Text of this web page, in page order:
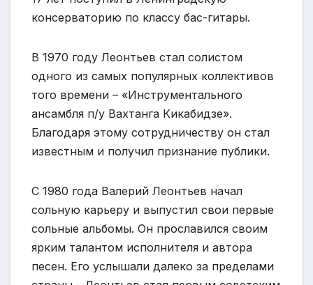
консерваторию по классу бас-гитары.
В 1970 году Леонтьев стал солистом
одного из самых популярных коллективов
того времени – «Инструментального
ансамбля п/у Вахтанга Кикабидзе».
Благодаря этому сотрудничеству он стал
известным и получил признание публики.
С 1980 года Валерий Леонтьев начал
сольную карьеру и выпустил свои первые
сольные альбомы. Он прославился своим
ярким талантом исполнителя и автора
песен. Его услышали далеко за пределами